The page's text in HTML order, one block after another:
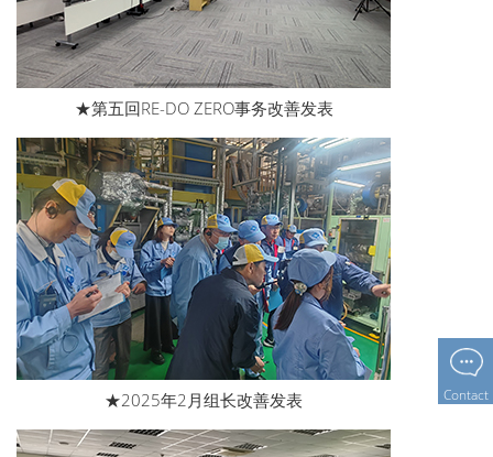
★第五回RE-DO ZERO事务改善发表
★2025年2月组长改善发表 Contact